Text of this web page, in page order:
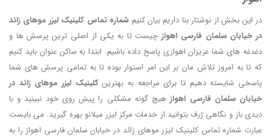
در این بخش از نوشتار بنا داریم بیان کنیم شماره تماس کلینیک لیزر موهای زائد
در خیابان سلمان فارسی اهوازچیست تا به یکی از اصلی ترین پرسش ها و
دغدغه های شما عزیزان اهوازی پاسخ داده باشیم. ابتدا به ساکن عنوان باید کنیم
که تا به امروز تلاش مان بر این امر استوار بوده تا به تمامی پرسش های شما
پاسخی شایسته دهیم تا برای مراجعه به بهترینکلینیک لیزر موهای زائد در
خیابان سلمان فارسی اهوازهیچ گونه مشکلی را پیش روی خود نبینید و با
دیدی باز و نگاهی ژرف بتوانید از خدمات مرکز لیزر میلانو بهره گیرید. می بایست
عبارت شماره تماس کلینیک لیزر موهای زائد در خیابان سلمان فارسی اهواز را به